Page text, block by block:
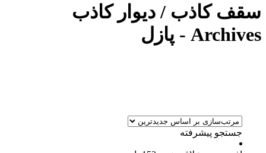
سقف کاذب / دیوار کاذب
Archives - پازل
جستجو پیشرفته